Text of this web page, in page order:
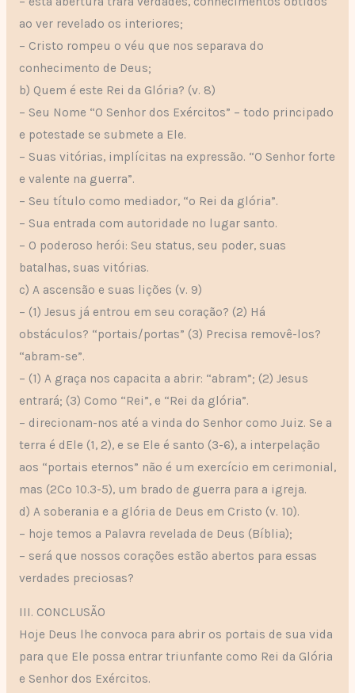
ao ver revelado os interiores;
– Cristo rompeu o véu que nos separava do
conhecimento de Deus;
b) Quem é este Rei da Glória? (v. 8)
– Seu Nome “O Senhor dos Exércitos” – todo principado
e potestade se submete a Ele.
– Suas vitórias, implícitas na expressão. “O Senhor forte
e valente na guerra”.
– Seu título como mediador, “o Rei da glória”.
– Sua entrada com autoridade no lugar santo.
– O poderoso herói: Seu status, seu poder, suas
batalhas, suas vitórias.
c) A ascensão e suas lições (v. 9)
– (1) Jesus já entrou em seu coração? (2) Há
obstáculos? “portais/portas” (3) Precisa removê-los?
“abram-se”.
– (1) A graça nos capacita a abrir: “abram”; (2) Jesus
entrará; (3) Como “Rei”, e “Rei da glória”.
– direcionam-nos até a vinda do Senhor como Juiz. Se a
terra é dEle (1, 2), e se Ele é santo (3-6), a interpelação
aos “portais eternos” não é um exercício em cerimonial,
mas (2Co 10.3-5), um brado de guerra para a igreja.
d) A soberania e a glória de Deus em Cristo (v. 10).
– hoje temos a Palavra revelada de Deus (Bíblia);
– será que nossos corações estão abertos para essas
verdades preciosas?
III. CONCLUSÃO
Hoje Deus lhe convoca para abrir os portais de sua vida
para que Ele possa entrar triunfante como Rei da Glória
e Senhor dos Exércitos.